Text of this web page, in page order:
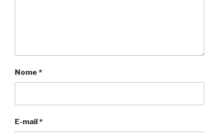
Nome *
E-mail*